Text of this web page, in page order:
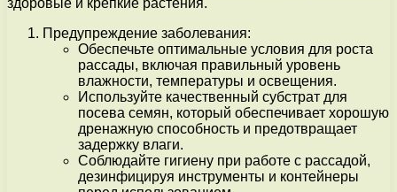
здоровые и крепкие растения.
Предупреждение заболевания:
Обеспечьте оптимальные условия для роста
рассады, включая правильный уровень
влажности, температуры и освещения.
Используйте качественный субстрат для
посева семян, который обеспечивает хорошую
дренажную способность и предотвращает
задержку влаги.
Соблюдайте гигиену при работе с рассадой,
дезинфицируя инструменты и контейнеры